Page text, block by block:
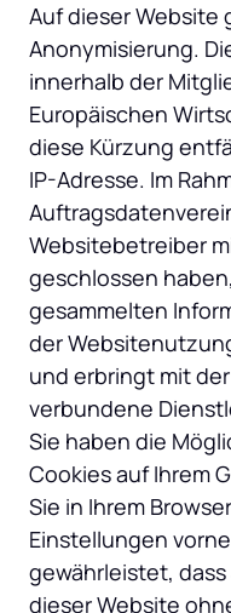
Auf dieser Website
Anonymisierung.
innerhalb der
Europäischen
diese Kürzung
IP-Adresse. Im
Websitebetreiber
geschlossen
gesammelten
der
und erbringt mit
verbundene
Sie haben die
Cookies auf Ihrem
Sie in Ihrem
Einstellungen
gewährleistet,
dieser Website